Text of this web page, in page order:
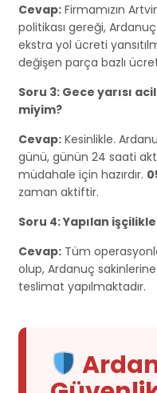
Cevap: Firmamızın
politikası gereği,
ekstra yol ücreti
değişen parça bazlı
Soru 3: Gece yarısı
miyim?
Cevap: Kesinlikle.
günü, günün 24 saati
müdahale için hazırdır.
zaman aktiftir.
Soru 4: Yapılan
Cevap: Tüm
olup, Ardanuç
teslimat yapılmaktadır.